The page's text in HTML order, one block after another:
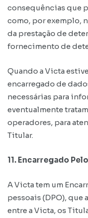
consequências que
como, por exemplo,
da prestação de
fornecimento de
Quando a Victa
encarregado de
necessárias para
eventualmente
operadores, para
Titular.
11. Encarregado
A Victa tem um
pessoais (DPO), que
entre a Victa, os